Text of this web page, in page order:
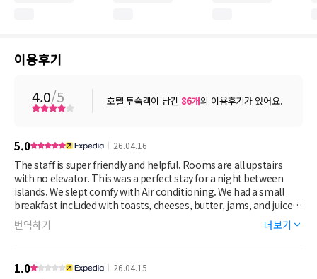
이용후기
4.0/5 호텔 투숙객이 남긴 86개의 이용후기가 있어요.
5.0 26.04.16
The staff is super friendly and helpful. Rooms are all upstairs
with no elevator. This was a perfect stay for a night between
islands. We slept comfy with Air conditioning. We had a small
breakfast included with toasts, cheeses, butter, jams, and juice.
It was also located in the heart of Papeete so you can walk to the
brewery, food trucks, or the market at any time. Would highly
번역하기 더보기
1.0 26.04.15